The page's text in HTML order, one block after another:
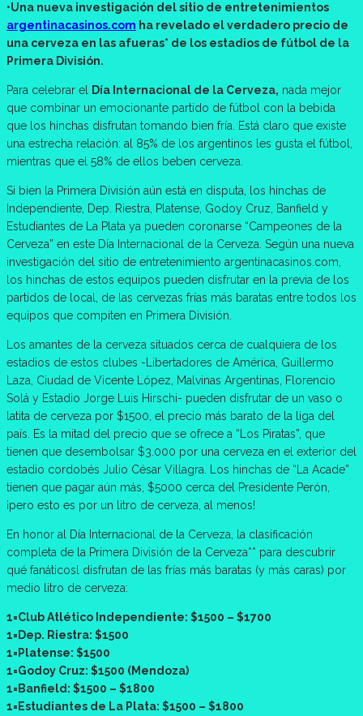
•Una nueva investigación del sitio de entretenimientos
argentinacasinos.com ha revelado el verdadero precio de
una cerveza en las afueras* de los estadios de fútbol de la
Primera División.
Para celebrar el Día Internacional de la Cerveza, nada mejor
que combinar un emocionante partido de fútbol con la bebida
que los hinchas disfrutan tomando bien fría. Está claro que existe
una estrecha relación: al 85% de los argentinos les gusta el fútbol,
mientras que el 58% de ellos beben cerveza.
Si bien la Primera División aún está en disputa, los hinchas de
Independiente, Dep. Riestra, Platense, Godoy Cruz, Banfield y
Estudiantes de La Plata ya pueden coronarse “Campeones de la
Cerveza” en este Día Internacional de la Cerveza. Según una nueva
investigación del sitio de entretenimiento argentinacasinos.com,
los hinchas de estos equipos pueden disfrutar en la previa de los
partidos de local, de las cervezas frías más baratas entre todos los
equipos que compiten en Primera División.
Los amantes de la cerveza situados cerca de cualquiera de los
estadios de estos clubes -Libertadores de América, Guillermo
Laza, Ciudad de Vicente López, Malvinas Argentinas, Florencio
Solá y Estadio Jorge Luis Hirschi- pueden disfrutar de un vaso o
latita de cerveza por $1500, el precio más barato de la liga del
país. Es la mitad del precio que se ofrece a “Los Piratas”, que
tienen que desembolsar $3.000 por una cerveza en el exterior del
estadio cordobés Julio César Villagra. Los hinchas de “La Acade”
tienen que pagar aún más, $5000 cerca del Presidente Perón,
¡pero esto es por un litro de cerveza, al menos!
En honor al Día Internacional de la Cerveza, la clasificación
completa de la Primera División de la Cerveza** para descubrir
qué fanáticosl disfrutan de las frías más baratas (y más caras) por
medio litro de cerveza:
1=Club Atlético Independiente: $1500 – $1700
1=Dep. Riestra: $1500
1=Platense: $1500
1=Godoy Cruz: $1500 (Mendoza)
1=Banfield: $1500 – $1800
1=Estudiantes de La Plata: $1500 – $1800